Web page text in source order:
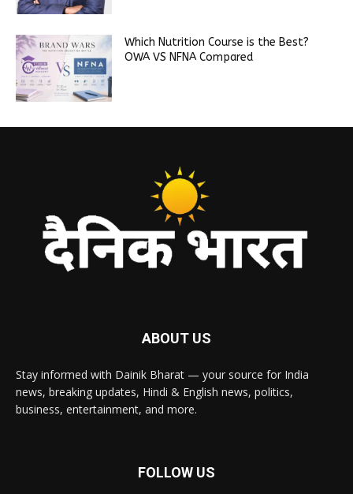
Which Nutrition Course is the Best?
OWA VS NFNA Compared
ABOUT US
Stay informed with Dainik Bharat — your source for India
news, breaking updates, Hindi & English news, politics,
business, entertainment, and more.
FOLLOW US